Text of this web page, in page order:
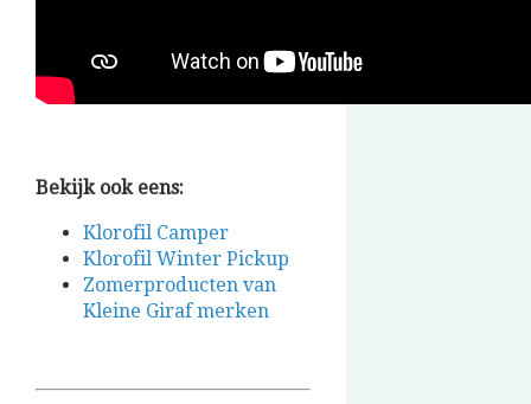
Bekijk ook eens:
Klorofil Camper
Klorofil Winter Pickup
Zomerproducten van
Kleine Giraf merken